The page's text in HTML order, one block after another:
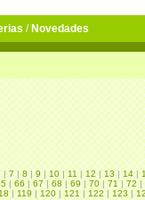
/ Novedades
|7|8|9|10|11|12|13|14|
|66|67|68|69|70|71|72|
|119|120|121|122|123|